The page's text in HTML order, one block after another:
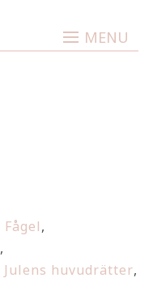
MENU
Fågel,
,
Julens huvudrätter,